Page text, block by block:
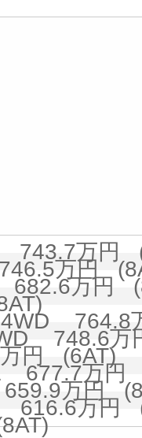
743.7万円
万円
682.6万円
4WD 764.8
748.6万
円 (6AT)
677.7万円
万円
616.6万円